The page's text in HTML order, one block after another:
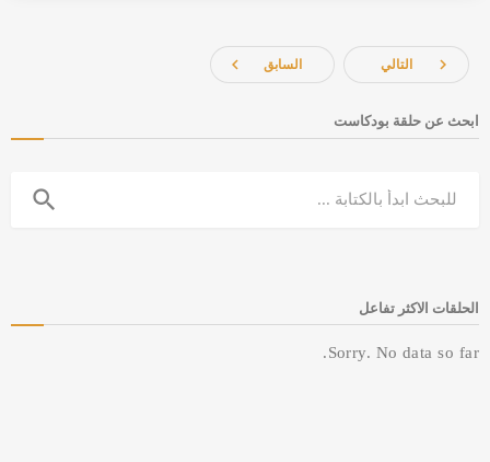
navigate_before السابق التالي navigate_next
ابحث عن حلقة بودكاست
search
الحلقات الاكثر تفاعل
Sorry. No data so far.